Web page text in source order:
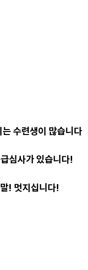
수련생이 많습니다
심사가 있습니다!
! 멋지십니다!